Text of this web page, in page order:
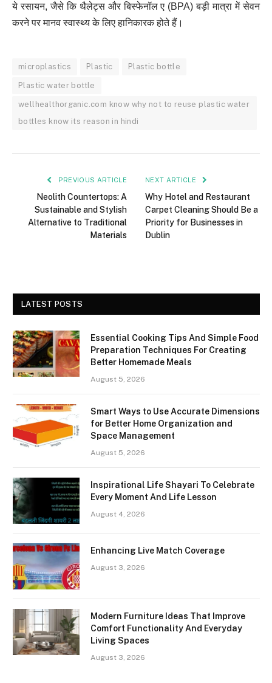
ये रसायन, जैसे कि थैलेट्स और बिस्फेनॉल ए (BPA) बड़ी मात्रा में सेवन
करने पर मानव स्वास्थ्य के लिए हानिकारक होते हैं।
microplastics Plastic Plastic bottle
Plastic water bottle
wellhealthorganic.com know why not to reuse plastic water
bottles know its reason in hindi
PREVIOUS ARTICLE
Neolith Countertops: A
Sustainable and Stylish
Alternative to Traditional
Materials
NEXT ARTICLE
Why Hotel and Restaurant
Carpet Cleaning Should Be a
Priority for Businesses in
Dublin
LATEST POSTS
Essential Cooking Tips And Simple Food
Preparation Techniques For Creating
Better Homemade Meals
August 5, 2026
Smart Ways to Use Accurate Dimensions
for Better Home Organization and
Space Management
August 5, 2026
Inspirational Life Shayari To Celebrate
Every Moment And Life Lesson
August 4, 2026
Enhancing Live Match Coverage
August 3, 2026
Modern Furniture Ideas That Improve
Comfort Functionality And Everyday
Living Spaces
August 3, 2026